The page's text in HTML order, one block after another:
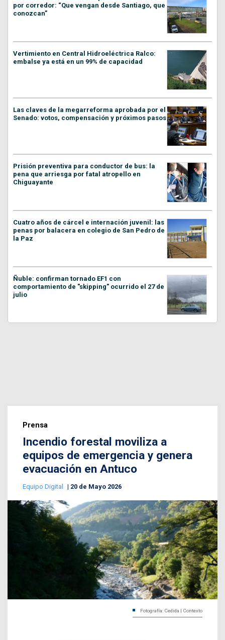
por corredor: “Que vengan desde Santiago, que
conozcan”
Vertimiento en Central Hidroeléctrica Ralco:
embalse ya está en un 99% de capacidad
Las claves de la megarreforma aprobada por el
Senado: votos, compensación y próximos pasos
Prisión preventiva para conductor de bus: la
pena que arriesga por fatal atropello en
Chiguayante
Cuatro años de cárcel e internación juvenil: las
penas por balacera en colegio de San Pedro de
la Paz
Ñuble: confirman tornado EF1 con
comportamiento de "skipping" ocurrido el 27 de
julio
Prensa
Incendio forestal moviliza a
equipos de emergencia y genera
evacuación en Antuco
Equipo Digital 20 de Mayo 2026
Fotografía: Cedida | Contexto